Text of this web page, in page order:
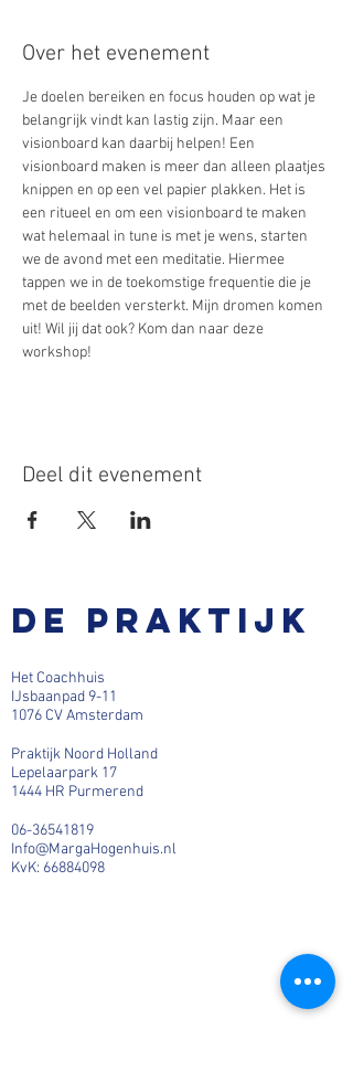
Over het evenement
Je doelen bereiken en focus houden op wat je
belangrijk vindt kan lastig zijn. Maar een
visionboard kan daarbij helpen! Een
visionboard maken is meer dan alleen plaatjes
knippen en op een vel papier plakken. Het is
een ritueel en om een visionboard te maken
wat helemaal in tune is met je wens, starten
we de avond met een meditatie. Hiermee
tappen we in de toekomstige frequentie die je
met de beelden versterkt. Mijn dromen komen
uit! Wil jij dat ook? Kom dan naar deze
workshop!
Deel dit evenement
De praktijk
Het Coachhuis
IJsbaanpad 9-11
1076 CV Amsterdam
Praktijk Noord Holland
Lepelaarpark 17
1444 HR Purmerend
06-36541819
Info@MargaHogenhuis.nl
KvK: 66884098